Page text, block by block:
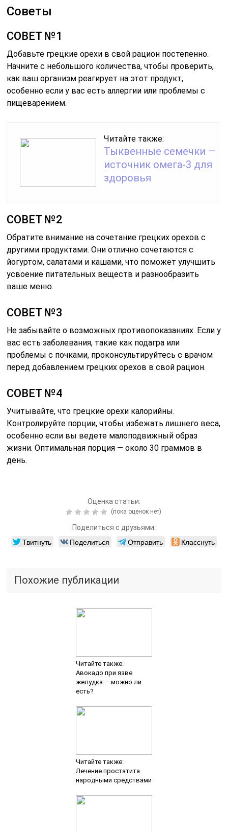
Советы
СОВЕТ №1
Добавьте грецкие орехи в свой рацион постепенно.
Начните с небольшого количества, чтобы проверить,
как ваш организм реагирует на этот продукт,
особенно если у вас есть аллергии или проблемы с
пищеварением.
Читайте также:
Тыквенные семечки —
источник омега-3 для
здоровья
СОВЕТ №2
Обратите внимание на сочетание грецких орехов с
другими продуктами. Они отлично сочетаются с
йогуртом, салатами и кашами, что поможет улучшить
усвоение питательных веществ и разнообразить
ваше меню.
СОВЕТ №3
Не забывайте о возможных противопоказаниях. Если у
вас есть заболевания, такие как подагра или
проблемы с почками, проконсультируйтесь с врачом
перед добавлением грецких орехов в свой рацион.
СОВЕТ №4
Учитывайте, что грецкие орехи калорийны.
Контролируйте порции, чтобы избежать лишнего веса,
особенно если вы ведете малоподвижный образ
жизни. Оптимальная порция — около 30 граммов в
день.
Оценка статьи:
(пока оценок нет)
Поделиться с друзьями:
Твитнуть Поделиться Отправить Класснуть
Похожие публикации
Читайте также:
Авокадо при язве
желудка — можно ли
есть?
Читайте также:
Лечение простатита
народными средствами